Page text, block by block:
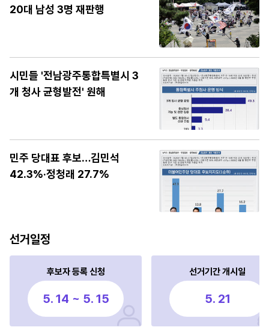
20대 남성 3명 재판행
시민들 '전남광주통합특별시 3
개 청사 균형발전' 원해
민주 당대표 후보…김민석
42.3%·정청래 27.7%
선거일정
후보자 등록 신청
5. 14 ~ 5. 15
선거기간 개시일
5. 21